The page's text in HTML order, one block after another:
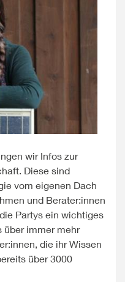
wir Infos zur
Diese sind
vom eigenen Dach
und Berater:innen
Partys ein wichtiges
über immer mehr
die ihr Wissen
über 3000